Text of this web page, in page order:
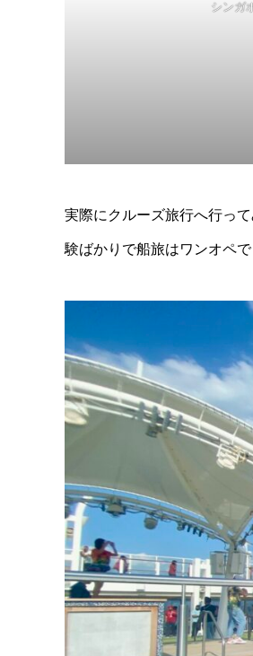
シンガ
実際にクルーズ旅行へ行っ
験ばかりで船旅はワンオペ